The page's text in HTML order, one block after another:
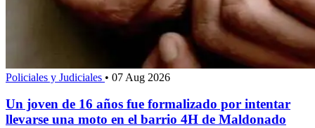
Policiales y Judiciales • 07 Aug 2026
Un joven de 16 años fue formalizado por intentar
llevarse una moto en el barrio 4H de Maldonado